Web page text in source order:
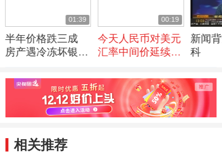
01:39
半年价格跌三成
房产遇冷冻坏银杏
00:19
今天人民币对美元
汇率中间价延续下
新闻
科
相关推荐